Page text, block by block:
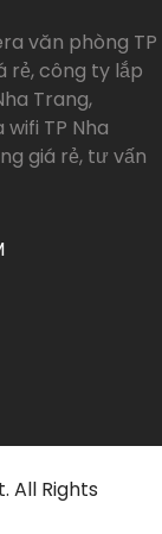
văn phòng TP
rẻ, công ty lắp
Trang,
TP Nha
giá rẻ, tư vấn
All Rights